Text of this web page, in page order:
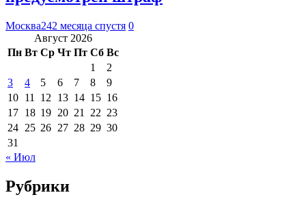
Москва242 месяца спустя 0
Август 2026
Пн Вт Ср Чт Пт Сб Вс
1
2
3
4 5 6 7 8
9
10 11 12 13 14 15 16
17 18 19 20 21 22 23
24 25 26 27 28 29 30
31
« Июл
Рубрики